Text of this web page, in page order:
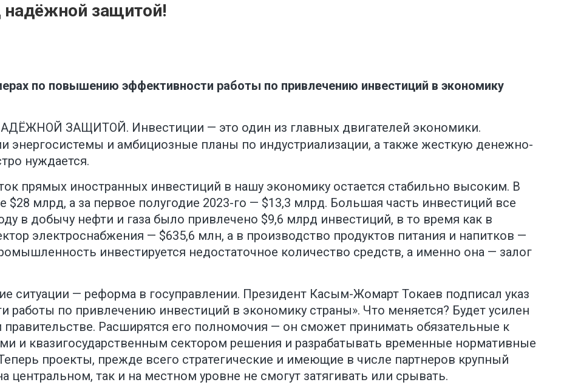
надёжной защитой!
по повышению эффективности работы по привлечению инвестиций в экономику
ЗАЩИТОЙ. Инвестиции — это один из главных двигателей экономики.
энергосистемы и амбициозные планы по индустриализации, а также жесткую денежно-
нуждается.
прямых иностранных инвестиций в нашу экономику остается стабильно высоким. В
$28 млрд, а за первое полугодие 2023-го — $13,3 млрд. Большая часть инвестиций все
в добычу нефти и газа было привлечено $9,6 млрд инвестиций, в то время как в
электроснабжения — $635,6 млн, а в производство продуктов питания и напитков —
инвестируется недостаточное количество средств, а именно она — залог
ситуации — реформа в госуправлении. Президент Касым-Жомарт Токаев подписал указ
по привлечению инвестиций в экономику страны». Что меняется? Будет усилен
Расширятся его полномочия — он сможет принимать обязательные к
и квазигосударственным сектором решения и разрабатывать временные нормативные
проекты, прежде всего стратегические и имеющие в числе партнеров крупный
центральном, так и на местном уровне не смогут затягивать или срывать.